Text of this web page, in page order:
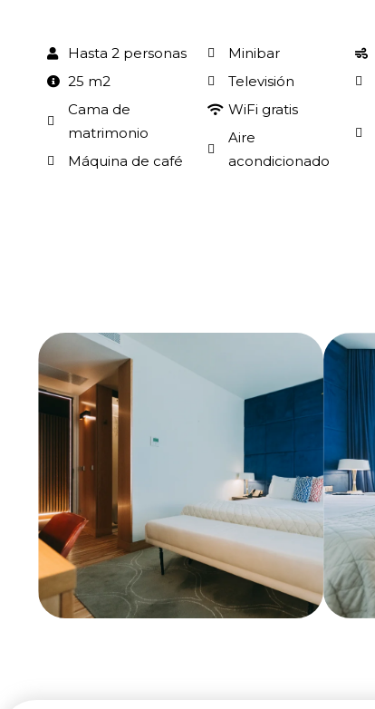
Hasta 2 personas
25 m2
Cama de
matrimonio
Máquina de café
Minibar
Televisión
WiFi gratis
Aire
acondicionado